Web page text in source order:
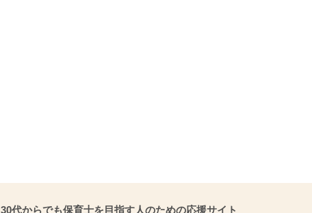
30代からでも保育士を目指す人のための応援サイト